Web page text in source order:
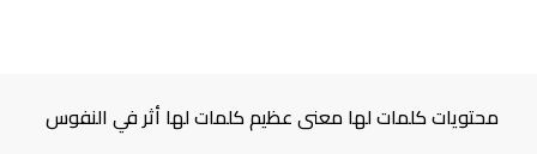
محتويات كلمات لها معنى عظيم كلمات لها أثر في النفوس